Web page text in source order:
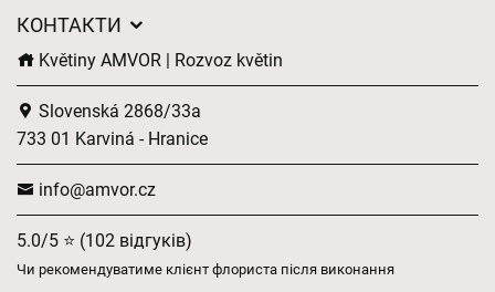
КОНТАКТИ
Květiny AMVOR | Rozvoz květin
Slovenská 2868/33a
733 01 Karviná - Hranice
info@amvor.cz
5.0/5 ⭐ (102 відгуків)
Чи рекомендуватиме клієнт флориста після виконання